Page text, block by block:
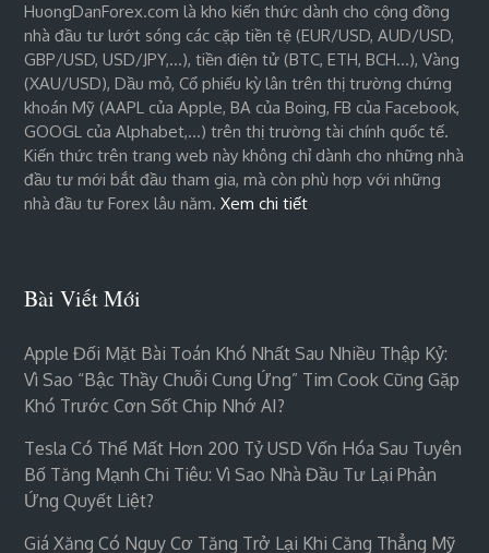
HuongDanForex.com là kho kiến thức dành cho cộng đồng
nhà đầu tư lướt sóng các cặp tiền tệ (EUR/USD, AUD/USD,
GBP/USD, USD/JPY,…), tiền điện tử (BTC, ETH, BCH…), Vàng
(XAU/USD), Dầu mỏ, Cổ phiếu kỳ lân trên thị trường chứng
khoán Mỹ (AAPL của Apple, BA của Boing, FB của Facebook,
GOOGL của Alphabet,…) trên thị trường tài chính quốc tế.
Kiến thức trên trang web này không chỉ dành cho những nhà
đầu tư mới bắt đầu tham gia, mà còn phù hợp với những
nhà đầu tư Forex lâu năm.Xem chi tiết
Bài Viết Mới
Apple Đối Mặt Bài Toán Khó Nhất Sau Nhiều Thập Kỷ:
Vì Sao “bậc Thầy Chuỗi Cung Ứng” Tim Cook Cũng Gặp
Khó Trước Cơn Sốt Chip Nhớ AI?
Tesla Có Thể Mất Hơn 200 Tỷ USD Vốn Hóa Sau Tuyên
Bố Tăng Mạnh Chi Tiêu: Vì Sao Nhà Đầu Tư Lại Phản
Ứng Quyết Liệt?
Giá Xăng Có Nguy Cơ Tăng Trở Lại Khi Căng Thẳng Mỹ